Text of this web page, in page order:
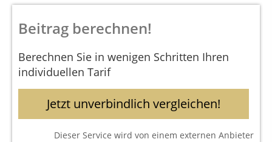
Beitrag berechnen!
Berechnen Sie in wenigen Schritten Ihren
individuellen Tarif
Jetzt unverbindlich vergleichen!
Dieser Service wird von einem externen Anbieter